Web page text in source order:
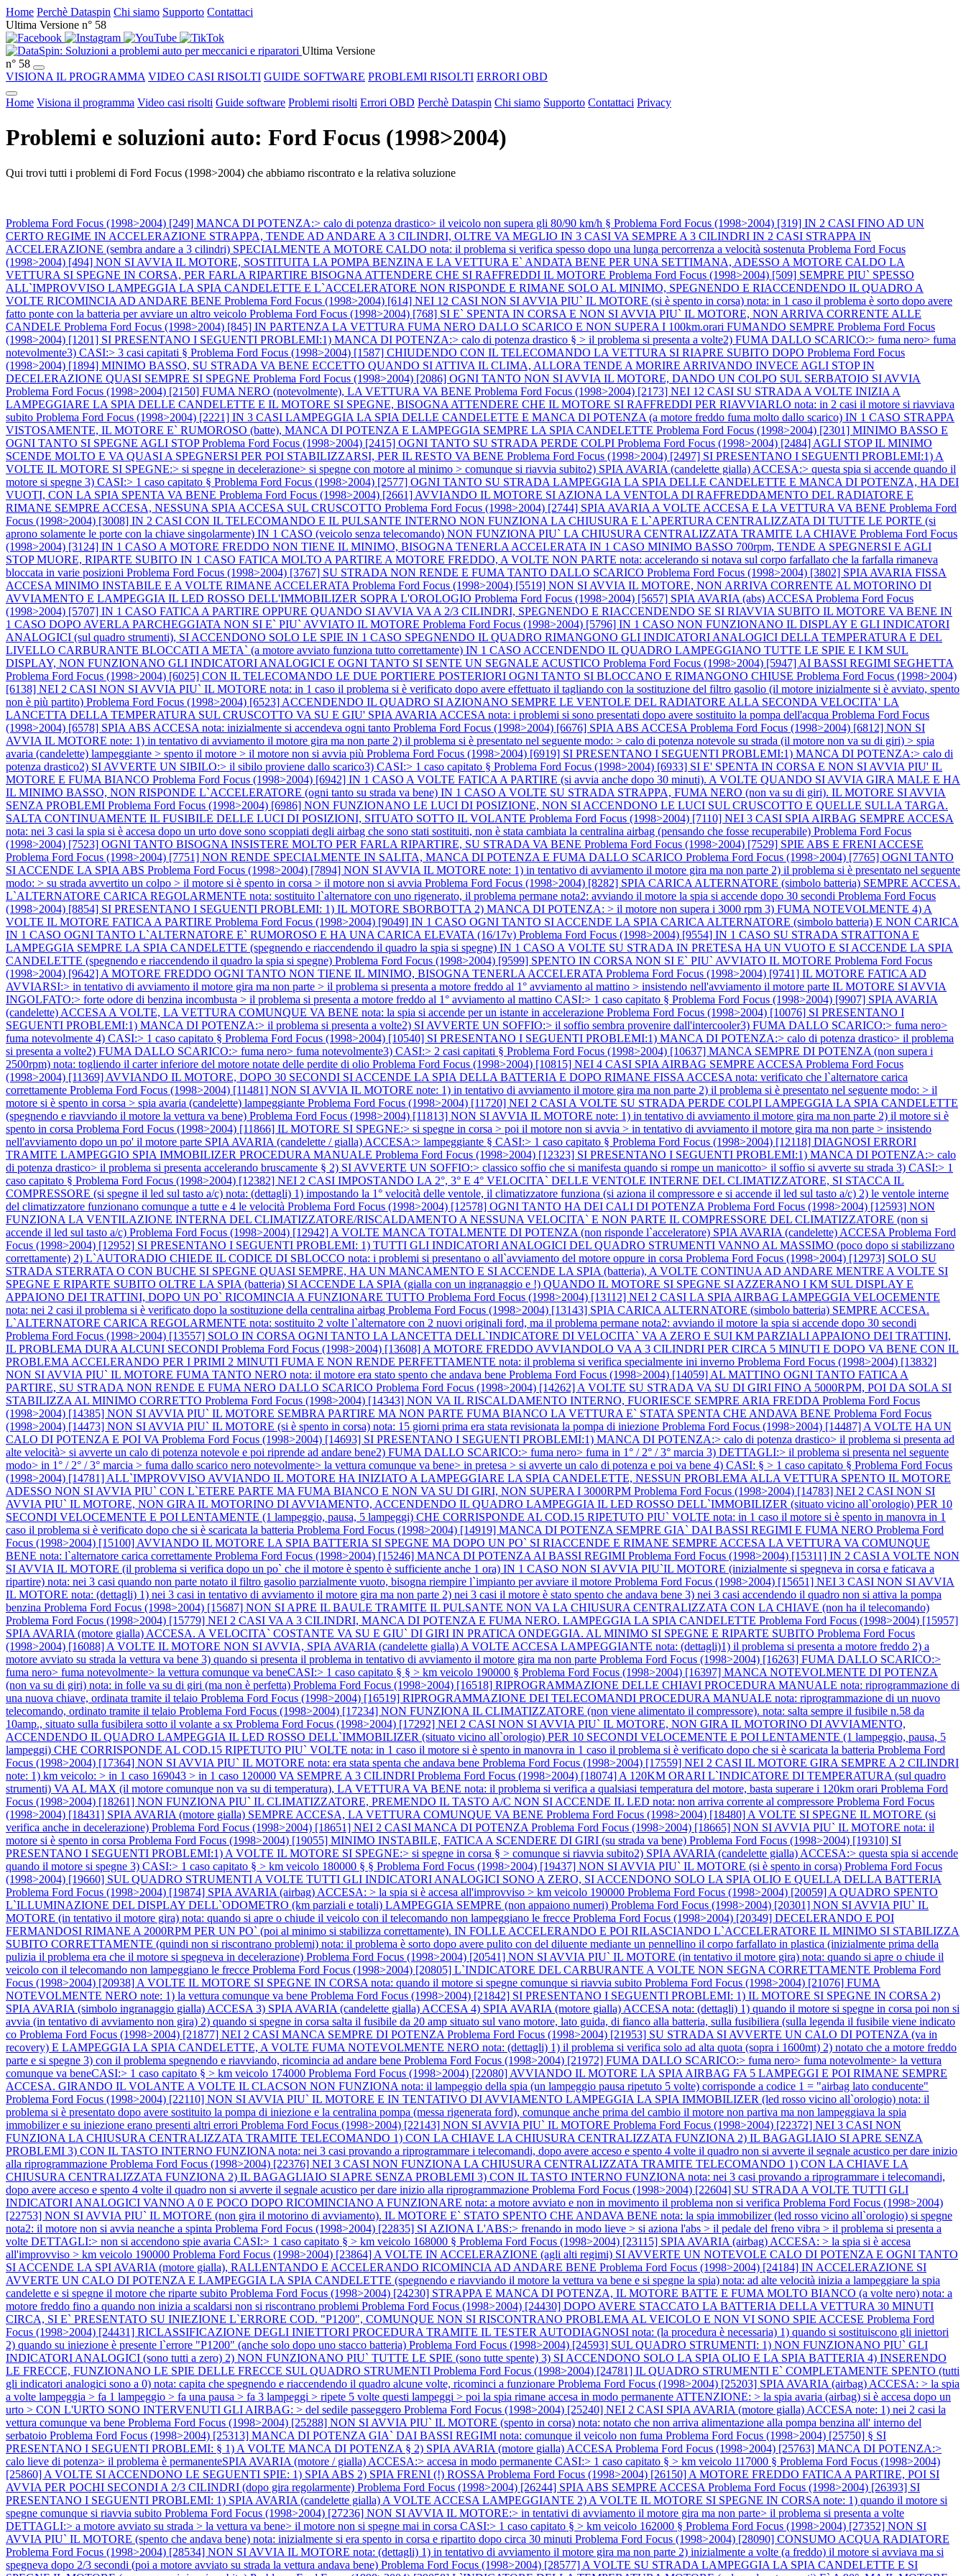
Home Perchè Dataspin Chi siamo Supporto Contattaci
Ultima Versione n° 58
Ultima Versione
n° 58
VISIONA IL PROGRAMMA VIDEO CASI RISOLTI GUIDE SOFTWARE PROBLEMI RISOLTI ERRORI OBD
Home Visiona il programma Video casi risolti Guide software Problemi risolti Errori OBD Perchè Dataspin Chi siamo Supporto Contattaci Privacy
Problemi e soluzioni auto: Ford Focus (1998>2004)
Qui trovi tutti i problemi di Ford Focus (1998>2004) che abbiamo riscontrato e la relativa soluzione
Problema Ford Focus (1998>2004) [249] MANCA DI POTENZA:> calo di potenza drastico> il veicolo non supera gli 80/90 km/h § Problema Ford Focus (1998>2004) [319] IN 2 CASI FINO AD UN
CERTO REGIME IN ACCELERAZIONE STRAPPA, TENDE AD ANDARE A 3 CILINDRI, OLTRE VA MEGLIO IN 3 CASI VA SEMPRE A 3 CILINDRI IN 2 CASI STRAPPA IN
ACCELERAZIONE (sembra andare a 3 cilindri) SPECIALMENTE A MOTORE CALDO nota: il problema si verifica spesso dopo una lunga percorrenza a velocità sostenuta Problema Ford Focus
(1998>2004) [494] NON SI AVVIA IL MOTORE, SOSTITUITA LA POMPA BENZINA E LA VETTURA E` ANDATA BENE PER UNA SETTIMANA, ADESSO A MOTORE CALDO LA
VETTURA SI SPEGNE IN CORSA, PER FARLA RIPARTIRE BISOGNA ATTENDERE CHE SI RAFFREDDI IL MOTORE Problema Ford Focus (1998>2004) [509] SEMPRE PIU` SPESSO
ALL`IMPROVVISO LAMPEGGIA LA SPIA CANDELETTE E L`ACCELERATORE NON RISPONDE E RIMANE SOLO AL MINIMO, SPEGNENDO E RIACCENDENDO IL QUADRO A
VOLTE RICOMINCIA AD ANDARE BENE Problema Ford Focus (1998>2004) [614] NEI 12 CASI NON SI AVVIA PIU` IL MOTORE (si è spento in corsa) nota: in 1 caso il problema è sorto dopo avere
fatto ponte con la batteria per avviare un altro veicolo Problema Ford Focus (1998>2004) [768] SI E` SPENTA IN CORSA E NON SI AVVIA PIU` IL MOTORE, NON ARRIVA CORRENTE ALLE
CANDELE Problema Ford Focus (1998>2004) [845] IN PARTENZA LA VETTURA FUMA NERO DALLO SCARICO E NON SUPERA I 100km.orari FUMANDO SEMPRE Problema Ford Focus
(1998>2004) [1201] SI PRESENTANO I SEGUENTI PROBLEMI:1) MANCA DI POTENZA:> calo di potenza drastico § > il problema si presenta a volte2) FUMA DALLO SCARICO:> fuma nero> fuma
notevolmente3) CASI:> 3 casi capitati § Problema Ford Focus (1998>2004) [1587] CHIUDENDO CON IL TELECOMANDO LA VETTURA SI RIAPRE SUBITO DOPO Problema Ford Focus
(1998>2004) [1894] MINIMO BASSO, SU STRADA VA BENE ECCETTO QUANDO SI ATTIVA IL CLIMA, ALLORA TENDE A MORIRE ARRIVANDO INVECE AGLI STOP IN
DECELERAZIONE QUASI SEMPRE SI SPEGNE Problema Ford Focus (1998>2004) [2086] OGNI TANTO NON SI AVVIA IL MOTORE, DANDO UN COLPO SUL SERBATOIO SI AVVIA
Problema Ford Focus (1998>2004) [2150] FUMA NERO (notevolmente), LA VETTURA VA BENE Problema Ford Focus (1998>2004) [2173] NEI 12 CASI SU STRADA A VOLTE INIZIA A
LAMPEGGIARE LA SPIA DELLE CANDELETTE E IL MOTORE SI SPEGNE, BISOGNA ATTENDERE CHE IL MOTORE SI RAFFREDDI PER RIAVVIARLO nota: in 2 casi il motore si riavviava
subito Problema Ford Focus (1998>2004) [2221] IN 3 CASI LAMPEGGIA LA SPIA DELLE CANDELETTE E MANCA DI POTENZA (a motore freddo fuma molto dallo scarico) IN 1 CASO STRAPPA
VISTOSAMENTE, IL MOTORE E` RUMOROSO (batte), MANCA DI POTENZA E LAMPEGGIA SEMPRE LA SPIA CANDELETTE Problema Ford Focus (1998>2004) [2301] MINIMO BASSO E
OGNI TANTO SI SPEGNE AGLI STOPProblema Ford Focus (1998>2004) [2415] OGNI TANTO SU STRADA PERDE COLPI Problema Ford Focus (1998>2004) [2484] AGLI STOP IL MINIMO
SCENDE MOLTO E VA QUASI A SPEGNERSI PER POI STABILIZZARSI, PER IL RESTO VA BENE Problema Ford Focus (1998>2004) [2497] SI PRESENTANO I SEGUENTI PROBLEMI:1) A
VOLTE IL MOTORE SI SPEGNE:> si spegne in decelerazione> si spegne con motore al minimo > comunque si riavvia subito2) SPIA AVARIA (candelette gialla) ACCESA:> questa spia si accende quando il
motore si spegne 3) CASI:> 1 caso capitato § Problema Ford Focus (1998>2004) [2577] OGNI TANTO SU STRADA LAMPEGGIA LA SPIA DELLE CANDELETTE E MANCA DI POTENZA, HA DEI
VUOTI, CON LA SPIA SPENTA VA BENE Problema Ford Focus (1998>2004) [2661] AVVIANDO IL MOTORE SI AZIONA LA VENTOLA DI RAFFREDDAMENTO DEL RADIATORE E
RIMANE SEMPRE ACCESA, NESSUNA SPIA ACCESA SUL CRUSCOTTO Problema Ford Focus (1998>2004) [2744] SPIA AVARIA A VOLTE ACCESA E LA VETTURA VA BENE Problema Ford
Focus (1998>2004) [3008] IN 2 CASI CON IL TELECOMANDO E IL PULSANTE INTERNO NON FUNZIONA LA CHIUSURA E L`APERTURA CENTRALIZZATA DI TUTTE LE PORTE (si
aprono solamente le porte con la chiave singolarmente) IN 1 CASO (veicolo senza telecomando) NON FUNZIONA PIU` LA CHIUSURA CENTRALIZZATA TRAMITE LA CHIAVE Problema Ford Focus
(1998>2004) [3124] IN 1 CASO A MOTORE FREDDO NON TIENE IL MINIMO, BISOGNA TENERLA ACCELERATA IN 1 CASO MINIMO BASSO 700rpm, TENDE A SPEGNERSI E AGLI
STOP MUORE, RIPARTE SUBITO IN 1 CASO FATICA MOLTO A PARTIRE A MOTORE FREDDO, A VOLTE NON PARTE nota: accelerando si notava sul corpo farfallato che la farfalla rimaneva
bloccata in varie posizioni Problema Ford Focus (1998>2004) [3767] SU STRADA NON RENDE E FUMA TANTO DALLO SCARICO Problema Ford Focus (1998>2004) [3802] SPIA AVARIA FISSA
ACCESA MINIMO INSTABILE E A VOLTE RIMANE ACCELERATA Problema Ford Focus (1998>2004) [5519] NON SI AVVIA IL MOTORE, NON ARRIVA CORRENTE AL MOTORINO DI
AVVIAMENTO E LAMPEGGIA IL LED ROSSO DELL'IMMOBILIZER SOPRA L'OROLOGIO Problema Ford Focus (1998>2004) [5657] SPIA AVARIA (abs) ACCESA Problema Ford Focus
(1998>2004) [5707] IN 1 CASO FATICA A PARTIRE OPPURE QUANDO SI AVVIA VA A 2/3 CILINDRI, SPEGNENDO E RIACCENDENDO SE SI RIAVVIA SUBITO IL MOTORE VA BENE IN
1 CASO DOPO AVERLA PARCHEGGIATA NON SI E` PIU` AVVIATO IL MOTORE Problema Ford Focus (1998>2004) [5796] IN 1 CASO NON FUNZIONANO IL DISPLAY E GLI INDICATORI
ANALOGICI (sul quadro strumenti), SI ACCENDONO SOLO LE SPIE IN 1 CASO SPEGNENDO IL QUADRO RIMANGONO GLI INDICATORI ANALOGICI DELLA TEMPERATURA E DEL
LIVELLO CARBURANTE BLOCCATI A META` (a motore avviato funziona tutto correttamente) IN 1 CASO ACCENDENDO IL QUADRO LAMPEGGIANO TUTTE LE SPIE E I KM SUL
DISPLAY, NON FUNZIONANO GLI INDICATORI ANALOGICI E OGNI TANTO SI SENTE UN SEGNALE ACUSTICO Problema Ford Focus (1998>2004) [5947] AI BASSI REGIMI SEGHETTA
Problema Ford Focus (1998>2004) [6025] CON IL TELECOMANDO LE DUE PORTIERE POSTERIORI OGNI TANTO SI BLOCCANO E RIMANGONO CHIUSE Problema Ford Focus (1998>2004)
[6138] NEI 2 CASI NON SI AVVIA PIU` IL MOTORE nota: in 1 caso il problema si è verificato dopo avere effettuato il tagliando con la sostituzione del filtro gasolio (il motore inizialmente si è avviato, spento
non è più partito) Problema Ford Focus (1998>2004) [6523] ACCENDENDO IL QUADRO SI AZIONANO SEMPRE LE VENTOLE DEL RADIATORE ALLA SECONDA VELOCITA' LA
LANCETTA DELLA TEMPERATURA SUL CRUSCOTTO VA SU E GIU' SPIA AVARIA ACCESA nota: i problemi si sono presentati dopo avere sostituito la pompa dell'acqua Problema Ford Focus
(1998>2004) [6578] SPIA ABS ACCESA nota: inizialmente si accendeva ogni tanto Problema Ford Focus (1998>2004) [6676] SPIA ABS ACCESA Problema Ford Focus (1998>2004) [6812] NON SI
AVVIA IL MOTORE note: 1) in tentativo di avviamento il motore gira ma non parte 2) il problema si è presentato nel seguente modo: > calo di potenza notevole su strada (il motore non va su di giri) > spia
avaria (candelette) lampeggiante > spento il motore > il motore non si avvia più Problema Ford Focus (1998>2004) [6919] SI PRESENTANO I SEGUENTI PROBLEMI:1) MANCA DI POTENZA:> calo di
potenza drastico2) SI AVVERTE UN SIBILO:> il sibilo proviene dallo scarico3) CASI:> 1 caso capitato § Problema Ford Focus (1998>2004) [6933] SI E' SPENTA IN CORSA E NON SI AVVIA PIU' IL
MOTORE E FUMA BIANCO Problema Ford Focus (1998>2004) [6942] IN 1 CASO A VOLTE FATICA A PARTIRE (si avvia anche dopo 30 minuti). A VOLTE QUANDO SI AVVIA GIRA MALE E HA
IL MINIMO BASSO, NON RISPONDE L`ACCELERATORE (ogni tanto su strada va bene) IN 1 CASO A VOLTE SU STRADA STRAPPA, FUMA NERO (non va su di giri). IL MOTORE SI AVVIA
SENZA PROBLEMI Problema Ford Focus (1998>2004) [6986] NON FUNZIONANO LE LUCI DI POSIZIONE, NON SI ACCENDONO LE LUCI SUL CRUSCOTTO E QUELLE SULLA TARGA.
SALTA CONTINUAMENTE IL FUSIBILE DELLE LUCI DI POSIZIONI, SITUATO SOTTO IL VOLANTE Problema Ford Focus (1998>2004) [7110] NEI 3 CASI SPIA AIRBAG SEMPRE ACCESA
nota: nei 3 casi la spia si è accesa dopo un urto dove sono scoppiati degli airbag che sono stati sostituiti, non è stata cambiata la centralina airbag (pensando che fosse recuperabile) Problema Ford Focus
(1998>2004) [7523] OGNI TANTO BISOGNA INSISTERE MOLTO PER FARLA RIPARTIRE, SU STRADA VA BENE Problema Ford Focus (1998>2004) [7529] SPIE ABS E FRENI ACCESE
Problema Ford Focus (1998>2004) [7751] NON RENDE SPECIALMENTE IN SALITA, MANCA DI POTENZA E FUMA DALLO SCARICO Problema Ford Focus (1998>2004) [7765] OGNI TANTO
SI ACCENDE LA SPIA ABS Problema Ford Focus (1998>2004) [7894] NON SI AVVIA IL MOTORE note: 1) in tentativo di avviamento il motore gira ma non parte 2) il problema si è presentato nel seguente
modo: > su strada avvertito un colpo > il motore si è spento in corsa > il motore non si avvia Problema Ford Focus (1998>2004) [8282] SPIA CARICA ALTERNATORE (simbolo batteria) SEMPRE ACCESA.
L`ALTERNATORE CARICA REGOLARMENTE nota: sostituito l`alternatore con uno rigenerato, il problema permane nota2: avviando il motore la spia si accende dopo 30 secondi Problema Ford Focus
(1998>2004) [8854] SI PRESENTANO I SEGUENTI PROBLEMI: 1) IL MOTORE SBORBOTTA 2) MANCA DI POTENZA: > il motore non supera i 3000 rpm 3) FUMA NOTEVOLMENTE 4) A
VOLTE IL MOTORE FATICA A PARTIRE Problema Ford Focus (1998>2004) [9049] IN 1 CASO OGNI TANTO SI ACCENDE LA SPIA CARICA ALTERNATORE (simbolo batteria) E NON CARICA
IN 1 CASO OGNI TANTO L`ALTERNATORE E` RUMOROSO E HA UNA CARICA ELEVATA (16/17v) Problema Ford Focus (1998>2004) [9554] IN 1 CASO SU STRADA STRATTONA E
LAMPEGGIA SEMPRE LA SPIA CANDELETTE (spegnendo e riaccendendo il quadro la spia si spegne) IN 1 CASO A VOLTE SU STRADA IN PRETESA HA UN VUOTO E SI ACCENDE LA SPIA
CANDELETTE (spegnendo e riaccendendo il quadro la spia si spegne) Problema Ford Focus (1998>2004) [9599] SPENTO IN CORSA NON SI E` PIU` AVVIATO IL MOTORE Problema Ford Focus
(1998>2004) [9642] A MOTORE FREDDO OGNI TANTO NON TIENE IL MINIMO, BISOGNA TENERLA ACCELERATA Problema Ford Focus (1998>2004) [9741] IL MOTORE FATICA AD
AVVIARSI:> in tentativo di avviamento il motore gira ma non parte > il problema si presenta a motore freddo al 1° avviamento al mattino > insistendo nell'avviamento il motore parte IL MOTORE SI AVVIA
INGOLFATO:> forte odore di benzina incombusta > il problema si presenta a motore freddo al 1° avviamento al mattino CASI:> 1 caso capitato § Problema Ford Focus (1998>2004) [9907] SPIA AVARIA
(candelette) ACCESA A VOLTE, LA VETTURA COMUNQUE VA BENE nota: la spia si accende per un istante in accelerazione Problema Ford Focus (1998>2004) [10076] SI PRESENTANO I
SEGUENTI PROBLEMI:1) MANCA DI POTENZA:> il problema si presenta a volte2) SI AVVERTE UN SOFFIO:> il soffio sembra provenire dall'intercooler3) FUMA DALLO SCARICO:> fuma nero>
fuma notevolmente 4) CASI:> 1 caso capitato § Problema Ford Focus (1998>2004) [10540] SI PRESENTANO I SEGUENTI PROBLEMI:1) MANCA DI POTENZA:> calo di potenza drastico> il problema
si presenta a volte2) FUMA DALLO SCARICO:> fuma nero> fuma notevolmente3) CASI:> 2 casi capitati § Problema Ford Focus (1998>2004) [10637] MANCA SEMPRE DI POTENZA (non supera i
2500rpm) nota: togliendo il carter inferiore del motore notate delle perdite di olio Problema Ford Focus (1998>2004) [10815] NEI 4 CASI SPIA AIRBAG SEMPRE ACCESA Problema Ford Focus
(1998>2004) [11369] AVVIANDO IL MOTORE, DOPO 30 SECONDI SI ACCENDE LA SPIA DELLA BATTERIA E DOPO RIMANE FISSA ACCESA nota: verificato che l`alternatore carica
correttamente Problema Ford Focus (1998>2004) [11481] NON SI AVVIA IL MOTORE note: 1) in tentativo di avviamento il motore gira ma non parte 2) il problema si è presentato nel seguente modo: > il
motore si è spento in corsa > spia avaria (candelette) lampeggiante Problema Ford Focus (1998>2004) [11720] NEI 2 CASI A VOLTE SU STRADA PERDE COLPI LAMPEGGIA LA SPIA CANDELETTE
(spegnendo e riavviando il motore la vettura va bene) Problema Ford Focus (1998>2004) [11813] NON SI AVVIA IL MOTORE note: 1) in tentativo di avviamento il motore gira ma non parte 2) il motore si è
spento in corsa Problema Ford Focus (1998>2004) [11866] IL MOTORE SI SPEGNE:> si spegne in corsa > poi il motore non si avvia > in tentativo di avviamento il motore gira ma non parte > insistendo
nell'avviamento dopo un po' il motore parte SPIA AVARIA (candelette / gialla) ACCESA:> lampeggiante § CASI:> 1 caso capitato § Problema Ford Focus (1998>2004) [12118] DIAGNOSI ERRORI
TRAMITE LAMPEGGIO SPIA IMMOBILIZER PROCEDURA MANUALE Problema Ford Focus (1998>2004) [12323] SI PRESENTANO I SEGUENTI PROBLEMI:1) MANCA DI POTENZA:> calo
di potenza drastico> il problema si presenta accelerando bruscamente § 2) SI AVVERTE UN SOFFIO:> classico soffio che si manifesta quando si rompe un manicotto> il soffio si avverte su strada 3) CASI:> 1
caso capitato § Problema Ford Focus (1998>2004) [12382] NEI 2 CASI IMPOSTANDO LA 2°, 3° E 4° VELOCITA` DELLE VENTOLE INTERNE DEL CLIMATIZZATORE, SI STACCA IL
COMPRESSORE (si spegne il led sul tasto a/c) nota: (dettagli) 1) impostando la 1° velocità delle ventole, il climatizzatore funziona (si aziona il compressore e si accende il led sul tasto a/c) 2) le ventole interne
del climatizzatore funzionano comunque a tutte e 4 le velocità Problema Ford Focus (1998>2004) [12578] OGNI TANTO HA DEI CALI DI POTENZA Problema Ford Focus (1998>2004) [12593] NON
FUNZIONA LA VENTILAZIONE INTERNA DEL CLIMATIZZATORE/RISCALDAMENTO A NESSUNA VELOCITA` E NON PARTE IL COMPRESSORE DEL CLIMATIZZATORE (non si
accende il led sul tasto a/c) Problema Ford Focus (1998>2004) [12942] A VOLTE MANCA TOTALMENTE DI POTENZA (non risponde l`acceleratore) SPIA AVARIA (candelette) ACCESA Problema Ford
Focus (1998>2004) [12952] SI PRESENTANO I SEGUENTI PROBLEMI: 1) TUTTI GLI INDICATORI ANALOGICI DEL QUADRO STRUMENTI VANNO AL MASSIMO (poco dopo si stabilizzano
correttamente) 2) L`AUTORADIO CHIEDE IL CODICE DI SBLOCCO nota: i problemi si presentano o all`avviamento del motore oppure in corsa Problema Ford Focus (1998>2004) [12973] SOLO SU
STRADA STERRATA O CON BUCHE SI SPEGNE QUASI SEMPRE, HA UN MANCAMENTO E SI ACCENDE LA SPIA (batteria), A VOLTE CONTINUA AD ANDARE MENTRE A VOLTE SI
SPEGNE E RIPARTE SUBITO OLTRE LA SPIA (batteria) SI ACCENDE LA SPIA (gialla con un ingranaggio e !) QUANDO IL MOTORE SI SPEGNE SI AZZERANO I KM SUL DISPLAY E
APPAIONO DEI TRATTINI, DOPO UN PO` RICOMINCIA A FUNZIONARE TUTTO Problema Ford Focus (1998>2004) [13112] NEI 2 CASI LA SPIA AIRBAG LAMPEGGIA VELOCEMENTE
nota: nei 2 casi il problema si è verificato dopo la sostituzione della centralina airbag Problema Ford Focus (1998>2004) [13143] SPIA CARICA ALTERNATORE (simbolo batteria) SEMPRE ACCESA.
L`ALTERNATORE CARICA REGOLARMENTE nota: sostituito 2 volte l`alternatore con 2 nuovi originali ford, ma il problema permane nota2: avviando il motore la spia si accende dopo 30 secondi
Problema Ford Focus (1998>2004) [13557] SOLO IN CORSA OGNI TANTO LA LANCETTA DELL`INDICATORE DI VELOCITA` VA A ZERO E SUI KM PARZIALI APPAIONO DEI TRATTINI,
IL PROBLEMA DURA ALCUNI SECONDI Problema Ford Focus (1998>2004) [13608] A MOTORE FREDDO AVVIANDOLO VA A 3 CILINDRI PER CIRCA 5 MINUTI E DOPO VA BENE CON IL
PROBLEMA ACCELERANDO PER I PRIMI 2 MINUTI FUMA E NON RENDE PERFETTAMENTE nota: il problema si verifica specialmente ini inverno Problema Ford Focus (1998>2004) [13832]
NON SI AVVIA PIU` IL MOTORE FUMA TANTO NERO nota: il motore era stato spento che andava bene Problema Ford Focus (1998>2004) [14059] AL MATTINO OGNI TANTO FATICA A
PARTIRE, SU STRADA NON RENDE E FUMA NERO DALLO SCARICO Problema Ford Focus (1998>2004) [14262] A VOLTE SU STRADA VA SU DI GIRI FINO A 5000RPM, POI DA SOLA SI
STABILIZZA AL MINIMO CORRETTO Problema Ford Focus (1998>2004) [14343] NON VA IL RISCALDAMENTO INTERNO, FUORIESCE SEMPRE ARIA FREDDA Problema Ford Focus
(1998>2004) [14385] NON SI AVVIA PIU` IL MOTORE SEMBRA PARTIRE MA NON PARTE FUMA BIANCO LA VETTURA E` STATA SPENTA CHE ANDAVA BENE Problema Ford Focus
(1998>2004) [14473] NON SI AVVIA PIU` IL MOTORE (si è spento in corsa) nota: 15 giorni prima era stata revisionata la pompa di iniezione Problema Ford Focus (1998>2004) [14487] A VOLTE HA UN
CALO DI POTENZA E POI VA Problema Ford Focus (1998>2004) [14693] SI PRESENTANO I SEGUENTI PROBLEMI:1) MANCA DI POTENZA:> calo di potenza drastico> il problema si presenta ad
alte velocità> si avverte un calo di potenza notevole e poi riprende ad andare bene2) FUMA DALLO SCARICO:> fuma nero> fuma in 1° / 2° / 3° marcia 3) DETTAGLI:> il problema si presenta nel seguente
modo> in 1° / 2° / 3° marcia > fuma dallo scarico nero notevolmente> la vettura comunque va bene> in pretesa > si avverte un calo di potenza e poi va bene 4) CASI: § > 1 caso capitato § Problema Ford Focus
(1998>2004) [14781] ALL`IMPROVVISO AVVIANDO IL MOTORE HA INIZIATO A LAMPEGGIARE LA SPIA CANDELETTE, NESSUN PROBLEMA ALLA VETTURA SPENTO IL MOTORE
ADESSO NON SI AVVIA PIU` CON L`ETERE PARTE MA FUMA BIANCO E NON VA SU DI GIRI, NON SUPERA I 3000RPM Problema Ford Focus (1998>2004) [14783] NEI 2 CASI NON SI
AVVIA PIU` IL MOTORE, NON GIRA IL MOTORINO DI AVVIAMENTO, ACCENDENDO IL QUADRO LAMPEGGIA IL LED ROSSO DELL`IMMOBILIZER (situato vicino all`orologio) PER 10
SECONDI VELOCEMENTE E POI LENTAMENTE (1 lampeggio, pausa, 5 lampeggi) CHE CORRISPONDE AL COD.15 RIPETUTO PIU` VOLTE nota: in 1 caso il motore si è spento in manovra in 1
caso il problema si è verificato dopo che si è scaricata la batteria Problema Ford Focus (1998>2004) [14919] MANCA DI POTENZA SEMPRE GIA` DAI BASSI REGIMI E FUMA NERO Problema Ford
Focus (1998>2004) [15100] AVVIANDO IL MOTORE LA SPIA BATTERIA SI SPEGNE MA DOPO UN PO` SI RIACCENDE E RIMANE SEMPRE ACCESA LA VETTURA VA COMUNQUE
BENE nota: l`alternatore carica correttamente Problema Ford Focus (1998>2004) [15246] MANCA DI POTENZA AI BASSI REGIMI Problema Ford Focus (1998>2004) [15311] IN 2 CASI A VOLTE NON
SI AVVIA IL MOTORE (il problema si verifica dopo un po` che il motore è spento è sufficiente anche 1 ora) IN 1 CASO NON SI AVVIA PIU`IL MOTORE (inizialmente si spegneva in corsa e faticava a
ripartire) nota: nei 3 casi quando non parte notato il filtro gasolio parzialmente vuoto, bisogna riempire l`impianto per avviare il motore Problema Ford Focus (1998>2004) [15651] NEI 3 CASI NON SI AVVIA
IL MOTORE nota: (dettagli) 1) nei 3 casi in tentativo di avviamento il motore gira ma non parte 2) nei 3 casi il motore è stato spento che andava bene 3) nei 3 casi accendendo il quadro non si attiva la pompa
benzina Problema Ford Focus (1998>2004) [15687] NON SI APRE IL BAULE TRAMITE IL PULSANTE NON VA LA CHIUSURA CENTRALIZZATA CON LA CHIAVE (non ha il telecomando)
Problema Ford Focus (1998>2004) [15779] NEI 2 CASI VA A 3 CILINDRI, MANCA DI POTENZA E FUMA NERO. LAMPEGGIA LA SPIA CANDELETTE Problema Ford Focus (1998>2004) [15957]
SPIA AVARIA (motore gialla) ACCESA. A VELOCITA` COSTANTE VA SU E GIU` DI GIRI IN PRATICA ONDEGGIA. AL MINIMO SI SPEGNE E RIPARTE SUBITO Problema Ford Focus
(1998>2004) [16088] A VOLTE IL MOTORE NON SI AVVIA, SPIA AVARIA (candelette gialla) A VOLTE ACCESA LAMPEGGIANTE nota: (dettagli)1) il problema si presenta a motore freddo 2) a
motore avviato su strada la vettura va bene 3) quando si presenta il problema in tentativo di avviamento il motore gira ma non parte Problema Ford Focus (1998>2004) [16263] FUMA DALLO SCARICO:>
fuma nero> fuma notevolmente> la vettura comunque va beneCASI:> 1 caso capitato § § > km veicolo 190000 § Problema Ford Focus (1998>2004) [16397] MANCA NOTEVOLMENTE DI POTENZA
(non va su di giri) nota: in folle va su di giri (ma non è perfetta) Problema Ford Focus (1998>2004) [16518] RIPROGRAMMAZIONE DELLE CHIAVI PROCEDURA MANUALE nota: riprogrammazione di
una nuova chiave, ordinata tramite il telaio Problema Ford Focus (1998>2004) [16519] RIPROGRAMMAZIONE DEI TELECOMANDI PROCEDURA MANUALE nota: riprogrammazione di un nuovo
telecomando, ordinato tramite il telaio Problema Ford Focus (1998>2004) [17234] NON FUNZIONA IL CLIMATIZZATORE (non viene alimentato il compressore). nota: salta sempre il fusibile n.58 da
10amp., situato sulla fusibilera sotto il volante a sx Problema Ford Focus (1998>2004) [17292] NEI 2 CASI NON SI AVVIA PIU` IL MOTORE, NON GIRA IL MOTORINO DI AVVIAMENTO,
ACCENDENDO IL QUADRO LAMPEGGIA IL LED ROSSO DELL`IMMOBILIZER (situato vicino all`orologio) PER 10 SECONDI VELOCEMENTE E POI LENTAMENTE (1 lampeggio, pausa, 5
lampeggi) CHE CORRISPONDE AL COD.15 RIPETUTO PIU` VOLTE nota: in 1 caso il motore si è spento in manovra in 1 caso il problema si è verificato dopo che si è scaricata la batteria Problema Ford
Focus (1998>2004) [17364] NON SI AVVIA PIU` IL MOTORE nota: era stata spenta che andava bene Problema Ford Focus (1998>2004) [17559] NEI 2 CASI IL MOTORE GIRA SEMPRE A 2 CILINDRI
note: 1) km veicolo: > in 1 caso 169043 > in 1 caso 120000 VA SEMPRE A 3 CILINDRI Problema Ford Focus (1998>2004) [18074] A 120KM ORARI L`INDICATORE DI TEMPERATURA (sul quadro
strumenti) VA AL MAX (il motore comunque non va su di temperatura), LA VETTURA VA BENE nota: il problema si verifica a qualsiasi temperatura del motore, basta superare i 120km orari Problema Ford
Focus (1998>2004) [18261] NON FUNZIONA PIU` IL CLIMATIZZATORE, PREMENDO IL TASTO A/C NON SI ACCENDE IL LED nota: non arriva corrente al compressore Problema Ford Focus
(1998>2004) [18431] SPIA AVARIA (motore gialla) SEMPRE ACCESA, LA VETTURA COMUNQUE VA BENE Problema Ford Focus (1998>2004) [18480] A VOLTE SI SPEGNE IL MOTORE (si
verifica anche in decelerazione) Problema Ford Focus (1998>2004) [18651] NEI 2 CASI MANCA DI POTENZA Problema Ford Focus (1998>2004) [18665] NON SI AVVIA PIU` IL MOTORE nota: il
motore si è spento in corsa Problema Ford Focus (1998>2004) [19055] MINIMO INSTABILE, FATICA A SCENDERE DI GIRI (su strada va bene) Problema Ford Focus (1998>2004) [19310] SI
PRESENTANO I SEGUENTI PROBLEMI:1) A VOLTE IL MOTORE SI SPEGNE:> si spegne in corsa § > comunque si riavvia subito2) SPIA AVARIA (candelette gialla) ACCESA:> questa spia si accende
quando il motore si spegne 3) CASI:> 1 caso capitato § > km veicolo 180000 § § Problema Ford Focus (1998>2004) [19437] NON SI AVVIA PIU` IL MOTORE (si è spento in corsa) Problema Ford Focus
(1998>2004) [19660] SUL QUADRO STRUMENTI A VOLTE TUTTI GLI INDICATORI ANALOGICI SONO A ZERO, SI ACCENDONO SOLO LA SPIA OLIO E QUELLA DELLA BATTERIA
Problema Ford Focus (1998>2004) [19874] SPIA AVARIA (airbag) ACCESA: > la spia si è accesa all'improvviso > km veicolo 190000 Problema Ford Focus (1998>2004) [20059] A QUADRO SPENTO
L`ILLUMINAZIONE DEL DISPLAY DELL`ODOMETRO (km parziali e totali) LAMPEGGIA SEMPRE (non appaiono numeri) Problema Ford Focus (1998>2004) [20301] NON SI AVVIA PIU` IL
MOTORE (in tentativo il motore gira) nota: quando si apre o chiude il veicolo con il telecomando non lampeggiano le frecce Problema Ford Focus (1998>2004) [20349] DECELERANDO E POI
FERMANDOSI RIMANE A 2000RPM PER UN PO` (poi al minimo si stabilizza correttamente). IN FOLLE ACCELERANDO E POI RILASCIANDO L`ACCELERATORE IL MINIMO SI STABILIZZA
SUBITO CORRETTAMENTE (quindi non si riscontrano problemi) nota: il problema è sorto dopo avere pulito con del diluente mediante un pennellino il corpo farfallato in plastica (inizialmente prima della
pulizia il problema era che il motore si spegneva in decelerazione) Problema Ford Focus (1998>2004) [20541] NON SI AVVIA PIU` IL MOTORE (in tentativo il motore gira) nota: quando si apre o chiude il
veicolo con il telecomando non lampeggiano le frecce Problema Ford Focus (1998>2004) [20805] L`INDICATORE DEL CARBURANTE A VOLTE NON SEGNA CORRETTAMENTE Problema Ford
Focus (1998>2004) [20938] A VOLTE IL MOTORE SI SPEGNE IN CORSA nota: quando il motore si spegne comunque si riavvia subito Problema Ford Focus (1998>2004) [21076] FUMA
NOTEVOLMENTE NERO note: 1) la vettura comunque va bene Problema Ford Focus (1998>2004) [21842] SI PRESENTANO I SEGUENTI PROBLEMI: 1) IL MOTORE SI SPEGNE IN CORSA 2)
SPIA AVARIA (simbolo ingranaggio gialla) ACCESA 3) SPIA AVARIA (candelette gialla) ACCESA 4) SPIA AVARIA (motore gialla) ACCESA nota: (dettagli) 1) quando il motore si spegne in corsa poi non si
avvia (in tentativo di avviamento non gira) 2) quando si spegne in corsa salta il fusibile da 20 amp situato sul vano motore, lato guida, di fianco alla batteria, sulla fusibiliera (sulla legenda il fusibile viene indicato
co Problema Ford Focus (1998>2004) [21877] NEI 2 CASI MANCA SEMPRE DI POTENZA Problema Ford Focus (1998>2004) [21953] SU STRADA SI AVVERTE UN CALO DI POTENZA (va in
recovery) E LAMPEGGIA LA SPIA CANDELETTE, A VOLTE FUMA NOTEVOLMENTE NERO nota: (dettagli) 1) il problema si verifica solo ad alta quota (sopra i 1600mt) 2) notato che a motore freddo
parte e si spegne 3) con il problema spegnendo e riavviando, ricomincia ad andare bene Problema Ford Focus (1998>2004) [21972] FUMA DALLO SCARICO:> fuma nero> fuma notevolmente> la vettura
comunque va beneCASI:> 1 caso capitato § > km veicolo 174000 Problema Ford Focus (1998>2004) [22080] AVVIANDO IL MOTORE LA SPIA AIRBAG FA 5 LAMPEGGI E POI RIMANE SEMPRE
ACCESA. GIRANDO IL VOLANTE A VOLTE IL CLACSON NON FUNZIONA nota: il lampeggio della spia (un lampeggio pausa ripetuto 5 volte) corrisponde a codice 1 = "airbag lato conducente"
Problema Ford Focus (1998>2004) [22110] NON SI AVVIA PIU` IL MOTORE E IN TENTATIVO DI AVVIAMENTO LAMPEGGIA LA SPIA IMMOBILIZER (led rosso vicino all`orologio) nota: il
problema si è presentato dopo avere sostituito la pompa di iniezione e la centralina pompa (messa rigenerata ford), comunque anche prima del cambio il motore non partiva ma non lampeggiava la spia
immobilizer e su iniezione erano presenti altri errori Problema Ford Focus (1998>2004) [22143] NON SI AVVIA PIU` IL MOTORE Problema Ford Focus (1998>2004) [22372] NEI 3 CASI NON
FUNZIONA LA CHIUSURA CENTRALIZZATA TRAMITE TELECOMANDO 1) CON LA CHIAVE LA CHIUSURA CENTRALIZZATA FUNZIONA 2) IL BAGAGLIAIO SI APRE SENZA
PROBLEMI 3) CON IL TASTO INTERNO FUNZIONA nota: nei 3 casi provando a riprogrammare i telecomandi, dopo avere acceso e spento 4 volte il quadro non si avverte il segnale acustico per dare inizio
alla riprogrammazione Problema Ford Focus (1998>2004) [22376] NEI 3 CASI NON FUNZIONA LA CHIUSURA CENTRALIZZATA TRAMITE TELECOMANDO 1) CON LA CHIAVE LA
CHIUSURA CENTRALIZZATA FUNZIONA 2) IL BAGAGLIAIO SI APRE SENZA PROBLEMI 3) CON IL TASTO INTERNO FUNZIONA nota: nei 3 casi provando a riprogrammare i telecomandi,
dopo avere acceso e spento 4 volte il quadro non si avverte il segnale acustico per dare inizio alla riprogrammazione Problema Ford Focus (1998>2004) [22604] SU STRADA A VOLTE TUTTI GLI
INDICATORI ANALOGICI VANNO A 0 E POCO DOPO RICOMINCIANO A FUNZIONARE nota: a motore avviato e non in movimento il problema non si verifica Problema Ford Focus (1998>2004)
[22753] NON SI AVVIA PIU` IL MOTORE (non gira il motorino di avviamento). IL MOTORE E` STATO SPENTO CHE ANDAVA BENE nota: la spia immobilizer (led rosso vicino all`orologio) si spegne
nota2: il motore non si avvia neanche a spinta Problema Ford Focus (1998>2004) [22835] SI AZIONA L'ABS:> frenando in modo lieve > si aziona l'abs > il pedale del freno vibra > il problema si presenta a
volte DETTAGLI:> non si accendono spie avaria CASI:> 1 caso capitato § > km veicolo 168000 § Problema Ford Focus (1998>2004) [23115] SPIA AVARIA (airbag) ACCESA: > la spia si è accesa
all'improvviso > km veicolo 190000 Problema Ford Focus (1998>2004) [23864] A VOLTE IN ACCELERAZIONE (agli alti regimi) SI AVVERTE UN NOTEVOLE CALO DI POTENZA E OGNI TANTO
SI ACCENDE LA SPI AVARIA (motore gialla), RALLENTANDO E ACCELERANDO RICOMINCIA AD ANDARE BENE Problema Ford Focus (1998>2004) [24184] IN ACCELERAZIONE SI
AVVERTE UN CALO DI POTENZA E LAMPEGGIA LA SPIA CANDELETTE (spegnendo e riavviando il motore la vettura va bene e si spegne la spia) nota: ad alte velocità inizia a lampeggiare la spia
candelette e si spegne il motore che riparte subito Problema Ford Focus (1998>2004) [24230] STRAPPA E MANCA DI POTENZA, IL MOTORE BATTE E FUMA MOLTO BIANCO (a volte nero) nota: a
motore freddo fino a quando non inizia a scaldarsi non si riscontrano problemi Problema Ford Focus (1998>2004) [24430] DOPO AVERE STACCATO LA BATTERIA DELLA VETTURA 30 MINUTI
CIRCA, SI E` PRESENTATO SU INIEZIONE L`ERRORE COD. "P1200", COMUNQUE NON SI RISCONTRANO PROBLEMA AL VEICOLO E NON VI SONO SPIE ACCESE Problema Ford
Focus (1998>2004) [24431] RICLASSIFICAZIONE DEGLI INIETTORI PROCEDURA TRAMITE IL TESTER AUTODIAGNOSI nota: (la procedura è necessaria) 1) quando si sostituiscono gli iniettori
2) quando su iniezione è presente l`errore "P1200" (anche solo dopo uno stacco batteria) Problema Ford Focus (1998>2004) [24593] SUL QUADRO STRUMENTI: 1) NON FUNZIONANO PIU` GLI
INDICATORI ANALOGICI (sono tutti a zero) 2) NON FUNZIONANO PIU` TUTTE LE SPIE (sono tutte spente) 3) SI ACCENDONO SOLO LA SPIA OLIO E LA SPIA BATTERIA 4) INSERENDO
LE FRECCE, FUNZIONANO LE SPIE DELLE FRECCE SUL QUADRO STRUMENTI Problema Ford Focus (1998>2004) [24781] IL QUADRO STRUMENTI E` COMPLETAMENTE SPENTO (tutti
gli indicatori analogici sono a 0) nota: capita che spegnendo e riaccendendo il quadro alcune volte, ricominci a funzionare Problema Ford Focus (1998>2004) [25203] SPIA AVARIA (airbag) ACCESA: > la spia
a volte lampeggia > fa 1 lampeggio > fa una pausa > fa 3 lampeggi > ripete 5 volte questi lampeggi > poi la spia rimane accesa in modo permanente ATTENZIONE: > la spia avaria (airbag) si è accesa dopo un
urto > CON L'URTO SONO INTERVENUTI GLI AIRBAG: > del sedile passeggero Problema Ford Focus (1998>2004) [25240] NEI 2 CASI SPIA AVARIA (motore gialla) ACCESA note: 1) nei 2 casi la
vettura comunque va bene Problema Ford Focus (1998>2004) [25288] NON SI AVVIA PIU` IL MOTORE (spento in corsa) nota: notato che non arriva alimentazione alla pompa benzina all' interno del
serbatoio Problema Ford Focus (1998>2004) [25313] MANCA DI POTENZA GIA` DAI BASSI REGIMI nota: comunque il veicolo non fuma Problema Ford Focus (1998>2004) [25750] § SI
PRESENTANO I SEGUENTI PROBLEMI: § 1) A VOLTE MANCA DI POTENZA § 2) SPIA AVARIA (motore gialla) ACCESA Problema Ford Focus (1998>2004) [25763] MANCA DI POTENZA:>
calo lieve di potenza> il problema è permanenteSPIA AVARIA (motore / gialla) ACCESA:> accesa in modo permanente CASI:> 1 caso capitato § > km veicolo 117000 § Problema Ford Focus (1998>2004)
[25860] A VOLTE SI ACCENDONO LE SEGUENTI SPIE: 1) SPIA ABS 2) SPIA FRENI (!) ROSSA Problema Ford Focus (1998>2004) [26150] A MOTORE FREDDO FATICA A PARTIRE, POI SI
AVVIA PER POCHI SECONDI A 2/3 CILINDRI (dopo gira regolarmente) Problema Ford Focus (1998>2004) [26244] SPIA ABS SEMPRE ACCESA Problema Ford Focus (1998>2004) [26393] SI
PRESENTANO I SEGUENTI PROBLEMI: 1) SPIA AVARIA (candelette gialla) A VOLTE ACCESA LAMPEGGIANTE 2) A VOLTE IL MOTORE SI SPEGNE IN CORSA note: 1) quando il motore si
spegne comunque si riavvia subito Problema Ford Focus (1998>2004) [27236] NON SI AVVIA IL MOTORE:> in tentativi di avviamento il motore gira ma non parte> il problema si presenta a volte
DETTAGLI:> a motore avviato su strada > la vettura va bene> il motore non si spegne mai in corsa CASI:> 1 caso capitato § > km veicolo 162000 § Problema Ford Focus (1998>2004) [27352] NON SI
AVVIA PIU` IL MOTORE (spento che andava bene) nota: inizialmente si era spento in corsa e ripartito dopo circa 30 minuti Problema Ford Focus (1998>2004) [28090] CONSUMO ACQUA RADIATORE
Problema Ford Focus (1998>2004) [28534] NON SI AVVIA IL MOTORE nota: (dettagli) 1) in tentativo di avviamento il motore gira ma non parte 2) inizialmente a volte (a freddo) il motore si avviava ma si
spegneva dopo 2/3 secondi (poi a motore avviato su strada la vettura andava bene) Problema Ford Focus (1998>2004) [28577] A VOLTE SU STRADA LAMPEGGIA LA SPIA CANDELETTE E SI